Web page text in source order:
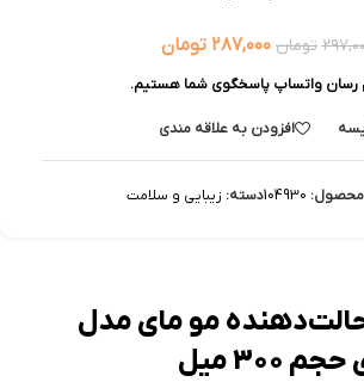
تومان ۲۸۷,۰۰۰ تومان
رسان واتساپ پاسخگوی شما هستیم.
افزودن به علاقه مندی
محصول: 104930دسته: زیبایی و سلامت
مو مای مدل
میل